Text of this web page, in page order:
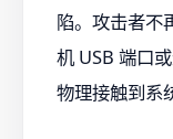
陷。攻击者不
机 USB 端口
物理接触到系